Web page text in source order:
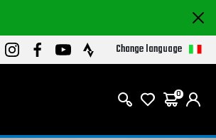
Change language
0